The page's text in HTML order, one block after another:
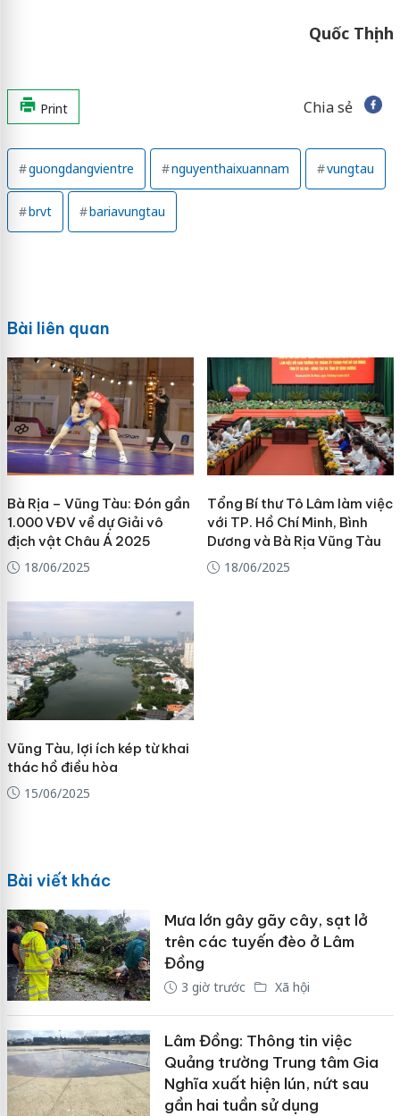
Quốc Thịnh
Print Chia sẻ
guongdangvientre nguyenthaixuannam vungtau
brvt bariavungtau
Bài liên quan
Bà Rịa – Vũng Tàu: Đón gần
1.000 VĐV về dự Giải vô
địch vật Châu Á 2025
18/06/2025
Tổng Bí thư Tô Lâm làm việc
với TP. Hồ Chí Minh, Bình
Dương và Bà Rịa Vũng Tàu
18/06/2025
Vũng Tàu, lợi ích kép từ khai
thác hồ điều hòa
15/06/2025
Bài viết khác
Mưa lớn gây gãy cây, sạt lở
trên các tuyến đèo ở Lâm
Đồng
3 giờ trước Xã hội
Lâm Đồng: Thông tin việc
Quảng trường Trung tâm Gia
Nghĩa xuất hiện lún, nứt sau
gần hai tuần sử dụng